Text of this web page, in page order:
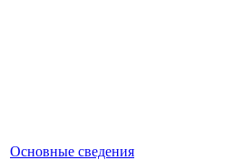
Основные сведения